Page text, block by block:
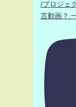
/プロジェ
言動画？.